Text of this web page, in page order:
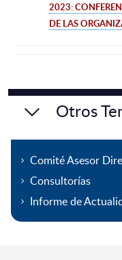
2023:
DE LAS
Otros
Comité Asesor
Consultorías
Informe de